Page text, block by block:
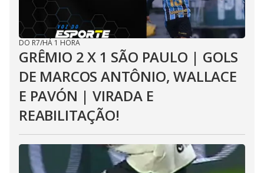
DO R7/HÁ 1 HORA
GRÊMIO 2 X 1 SÃO PAULO | GOLS
DE MARCOS ANTÔNIO, WALLACE
E PAVÓN | VIRADA E
REABILITAÇÃO!